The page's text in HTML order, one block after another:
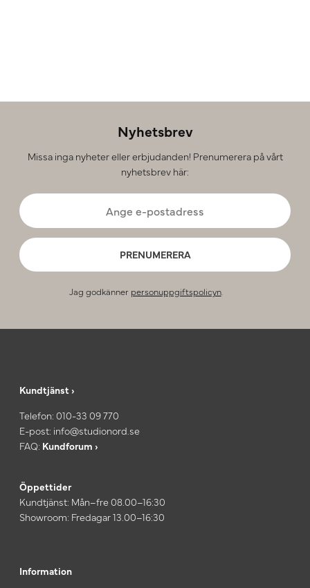
Nyhetsbrev
Missa inga nyheter eller erbjudanden! Prenumerera på vårt
nyhetsbrev här:
PRENUMERERA
Jag godkänner personuppgiftspolicyn.
Kundtjänst ›
Telefon: 010-33 09 770
E-post: info@studionord.se
FAQ: Kundforum ›
Öppettider
Kundtjänst: Mån–fre 08.00–16:30
Showroom: Fredagar 13.00–16:30
Information